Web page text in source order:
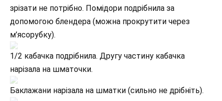
зрізати не потрібно. Помідори подрібнила за
допомогою блендера (можна прокрутити через
м’ясорубку).
1/2 кабачка подрібнила. Другу частину кабачка
нарізала на шматочки.
Баклажани нарізала на шматки (сильно не дрібніть).